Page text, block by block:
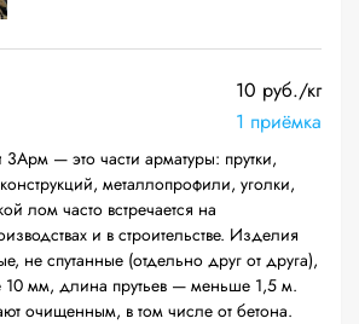
10 руб./кг
1 приёмка
— это части арматуры: прутки,
металлопрофили, уголки,
лом часто встречается на
и в строительстве. Изделия
не спутанные (отдельно друг от друга),
мм, длина прутьев — меньше 1,5 м.
очищенным, в том числе от бетона.